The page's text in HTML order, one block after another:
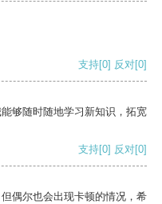
支持[0] 反对[0]
够随时随地学习新知识，拓宽
支持[0] 反对[0]
偶尔也会出现卡顿的情况，希